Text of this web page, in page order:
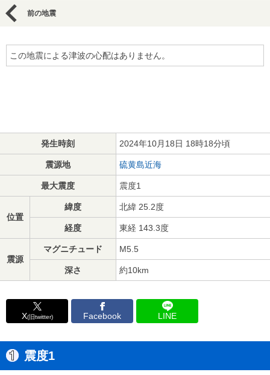
前の地震
この地震による津波の心配はありません。
発生時刻 2024年10月18日 18時18分頃
震源地 硫黄島近海
最大震度 震度1
位置
緯度 北緯 25.2度
経度 東経 143.3度
震源
マグニチュード M5.5
深さ 約10km
X(旧twitter) Facebook LINE
震度1